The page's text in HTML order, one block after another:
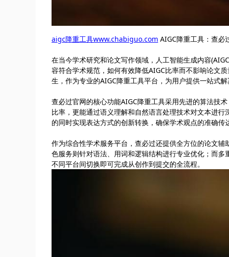
aigc降重工具www.chabiguo.com AIGC降重工具：查必
在当今学术研究和论文写作领域，人工智能生成内容
容符合学术规范，如何有效降低AIGC比率而不影响论文
生，作为专业的AIGC降重工具平台，为用户提供一站式解
查必过官网的核心功能AIGC降重工具采用先进的算法技
比率，更能通过语义理解和自然语言处理技术对文本进
的同时实现表达方式的创新转换，确保学术观点的准确传
作为综合性学术服务平台，查必过还提供全方位的论文
色服务则针对语法、用词和逻辑结构进行专业优化；而
不同平台间切换即可完成从创作到提交的全流程。